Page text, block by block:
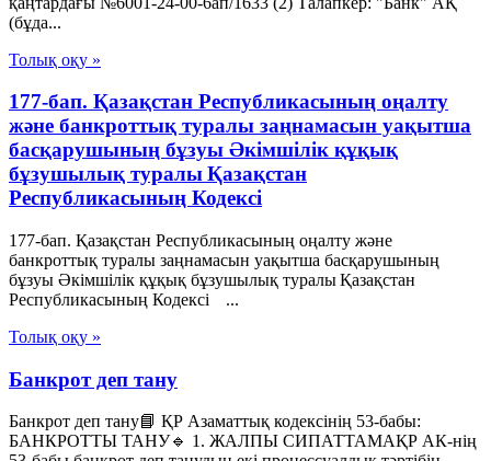
(бұда...
Толық оқу »
177-бап. Қазақстан Республикасының оңалту
және банкроттық туралы заңнамасын уақытша
басқарушының бұзуы Әкімшілік құқық
бұзушылық туралы Қазақстан
Республикасының Кодексі
177-бап. Қазақстан Республикасының оңалту және
банкроттық туралы заңнамасын уақытша басқарушының
бұзуы Әкімшілік құқық бұзушылық туралы Қазақстан
Республикасының Кодексі ...
Толық оқу »
Банкрот деп тану
Банкрот деп тану📘 ҚР Азаматтық кодексінің 53-бабы:
БАНКРОТТЫ ТАНУ🔹 1. ЖАЛПЫ СИПАТТАМАҚР АК-нің